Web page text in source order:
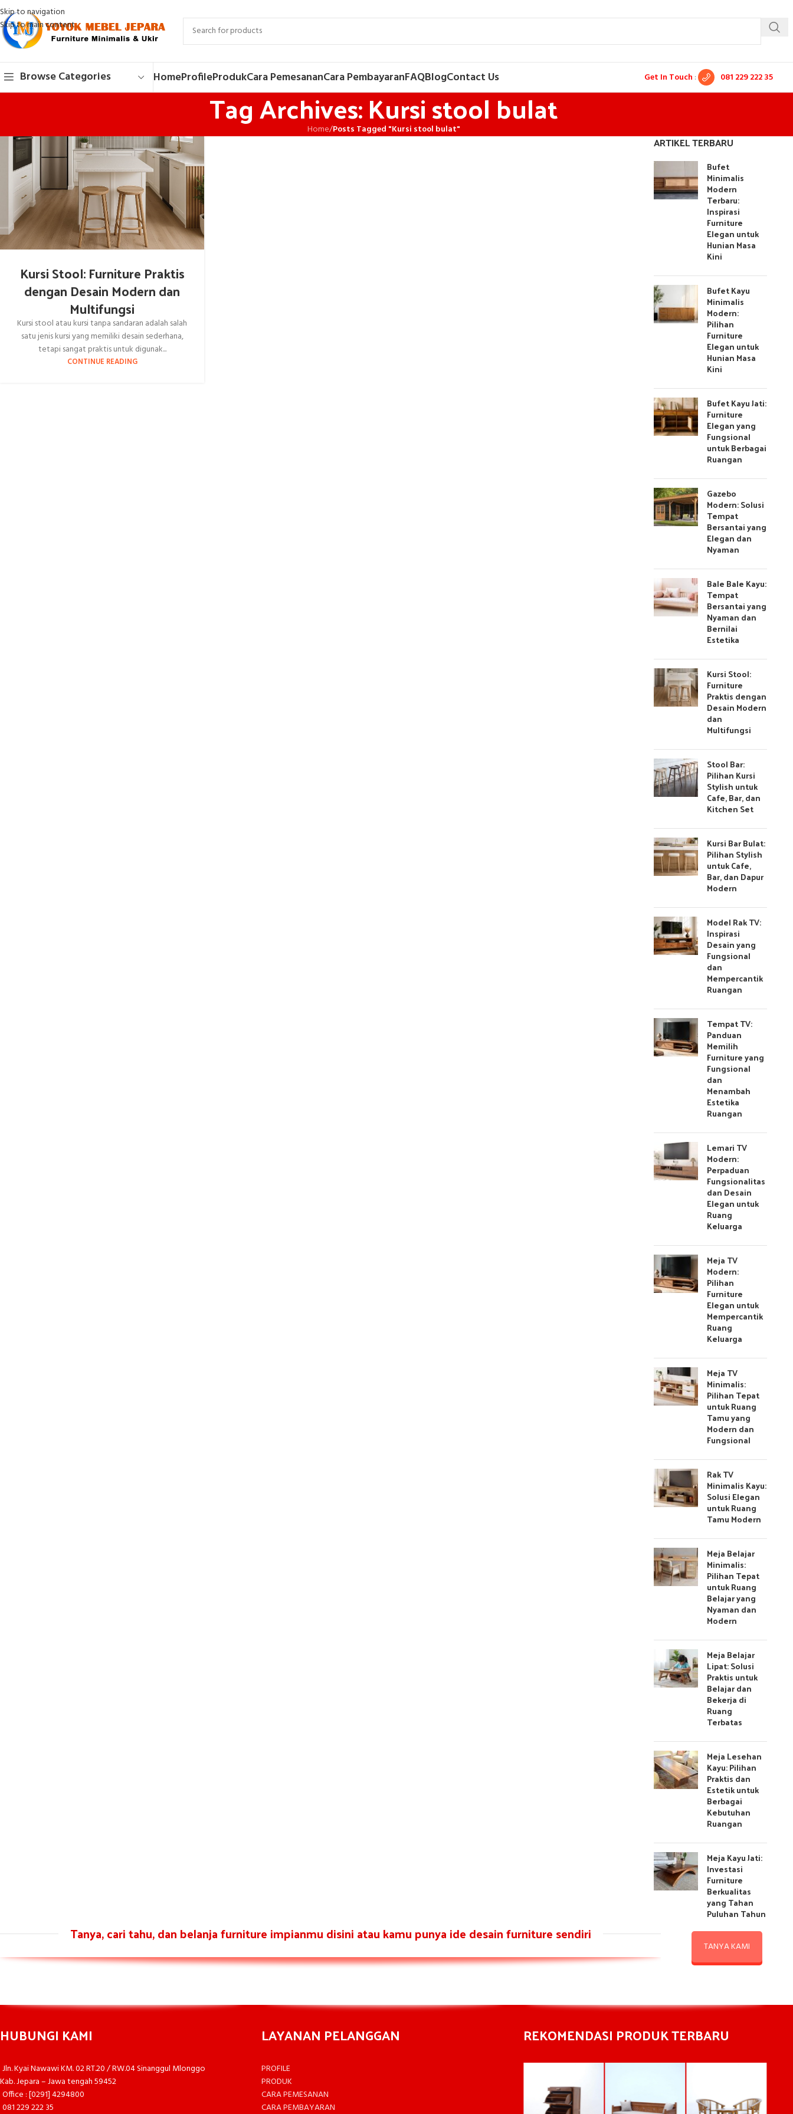
Skip to navigation
Skip to main content
Browse Categories HomeProfileProdukCara PemesananCara PembayaranFAQBlogContact Us Get In Touch : 081 229 222 35
Tag Archives: Kursi stool bulat
Home/Posts Tagged "Kursi stool bulat"
Kursi Stool: Furniture Praktis
dengan Desain Modern dan
Multifungsi
Kursi stool atau kursi tanpa sandaran adalah salah
satu jenis kursi yang memiliki desain sederhana,
tetapi sangat praktis untuk digunak...
CONTINUE READING
ARTIKEL TERBARU
Bufet
Minimalis
Modern
Terbaru:
Inspirasi
Furniture
Elegan untuk
Hunian Masa
Kini
Bufet Kayu
Minimalis
Modern:
Pilihan
Furniture
Elegan untuk
Hunian Masa
Kini
Bufet Kayu Jati:
Furniture
Elegan yang
Fungsional
untuk Berbagai
Ruangan
Gazebo
Modern: Solusi
Tempat
Bersantai yang
Elegan dan
Nyaman
Bale Bale Kayu:
Tempat
Bersantai yang
Nyaman dan
Bernilai
Estetika
Kursi Stool:
Furniture
Praktis dengan
Desain Modern
dan
Multifungsi
Stool Bar:
Pilihan Kursi
Stylish untuk
Cafe, Bar, dan
Kitchen Set
Kursi Bar Bulat:
Pilihan Stylish
untuk Cafe,
Bar, dan Dapur
Modern
Model Rak TV:
Inspirasi
Desain yang
Fungsional
dan
Mempercantik
Ruangan
Tempat TV:
Panduan
Memilih
Furniture yang
Fungsional
dan
Menambah
Estetika
Ruangan
Lemari TV
Modern:
Perpaduan
Fungsionalitas
dan Desain
Elegan untuk
Ruang
Keluarga
Meja TV
Modern:
Pilihan
Furniture
Elegan untuk
Mempercantik
Ruang
Keluarga
Meja TV
Minimalis:
Pilihan Tepat
untuk Ruang
Tamu yang
Modern dan
Fungsional
Rak TV
Minimalis Kayu:
Solusi Elegan
untuk Ruang
Tamu Modern
Meja Belajar
Minimalis:
Pilihan Tepat
untuk Ruang
Belajar yang
Nyaman dan
Modern
Meja Belajar
Lipat: Solusi
Praktis untuk
Belajar dan
Bekerja di
Ruang
Terbatas
Meja Lesehan
Kayu: Pilihan
Praktis dan
Estetik untuk
Berbagai
Kebutuhan
Ruangan
Meja Kayu Jati:
Investasi
Furniture
Berkualitas
yang Tahan
Puluhan Tahun
Tanya, cari tahu, dan belanja furniture impianmu disini atau kamu punya ide desain furniture sendiri
TANYA KAMI
HUBUNGI KAMI
Jln. Kyai Nawawi KM. 02 RT.20 / RW.04 Sinanggul Mlonggo
Kab. Jepara – Jawa tengah 59452
Office : [0291] 4294800
081 229 222 35
LAYANAN PELANGGAN
PROFILE
PRODUK
CARA PEMESANAN
CARA PEMBAYARAN
REKOMENDASI PRODUK TERBARU